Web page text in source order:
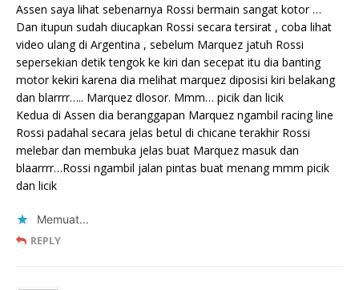
Assen saya lihat sebenarnya Rossi bermain sangat kotor …
Dan itupun sudah diucapkan Rossi secara tersirat , coba lihat
video ulang di Argentina , sebelum Marquez jatuh Rossi
sepersekian detik tengok ke kiri dan secepat itu dia banting
motor kekiri karena dia melihat marquez diposisi kiri belakang
dan blarrrr….. Marquez dlosor. Mmm… picik dan licik
Kedua di Assen dia beranggapan Marquez ngambil racing line
Rossi padahal secara jelas betul di chicane terakhir Rossi
melebar dan membuka jelas buat Marquez masuk dan
blaarrrr…Rossi ngambil jalan pintas buat menang mmm picik
dan licik
Memuat...
REPLY